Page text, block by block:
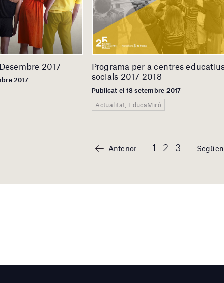
2017
2017
Programa per a centres
socials 2017-2018
Publicat el 18 setembre 2017
Actualitat, EducaMiró
Anterior 1 2 3